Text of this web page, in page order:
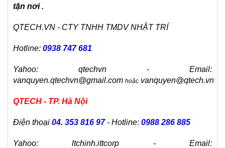
tận nơi .
QTECH.VN - CTY TNHH TMDV NHẬT TRÍ
Hotline: 0938 747 681
Yahoo: qtechvn - Email:
vanquyen.qtechvn@gmail.com hoặc vanquyen@qtech.vn
QTECH - TP. Hà Nội
Điện thoại 04. 353 816 97- Hotline: 0988 286 885
Yahoo: ltchinh.ittcorp - Email: